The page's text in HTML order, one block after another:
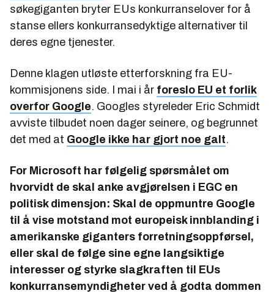
søkegiganten bryter EUs konkurranselover for å
stanse ellers konkurransedyktige alternativer til
deres egne tjenester.
Denne klagen utløste etterforskning fra EU-
kommisjonens side. I mai i år foreslo EU et forlik
overfor Google. Googles styreleder Eric Schmidt
avviste tilbudet noen dager seinere, og begrunnet
det med at Google ikke har gjort noe galt.
For Microsoft har følgelig spørsmålet om
hvorvidt de skal anke avgjørelsen i EGC en
politisk dimensjon: Skal de oppmuntre Google
til å vise motstand mot europeisk innblanding i
amerikanske giganters forretningsoppførsel,
eller skal de følge sine egne langsiktige
interesser og styrke slagkraften til EUs
konkurransemyndigheter ved å godta dommen